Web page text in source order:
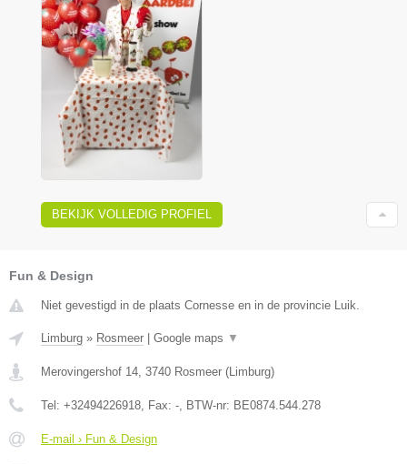
BEKIJK VOLLEDIG PROFIEL
Fun & Design
Niet gevestigd in de plaats Cornesse en in de provincie Luik.
Limburg » Rosmeer | Google maps ▼
Merovingershof 14 3740 Rosmeer (Limburg)
Tel: +32494226918 , Fax: - , BTW-nr: BE0874.544.278
E-mail › Fun & Design